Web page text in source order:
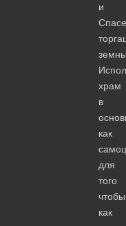
и
храм
в
как
для
того
чтобы
как